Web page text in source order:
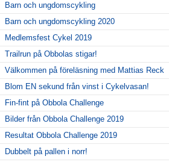
Barn och ungdomscykling
Barn och ungdomscykling 2020
Medlemsfest Cykel 2019
Trailrun på Obbolas stigar!
Välkommen på föreläsning med Mattias Reck
Blom EN sekund från vinst i Cykelvasan!
Fin-fint på Obbola Challenge
Bilder från Obbola Challenge 2019
Resultat Obbola Challenge 2019
Dubbelt på pallen i norr!